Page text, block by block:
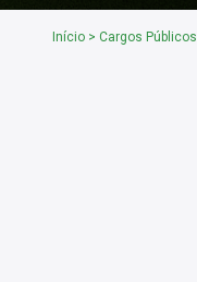
Início > Cargos Públicos